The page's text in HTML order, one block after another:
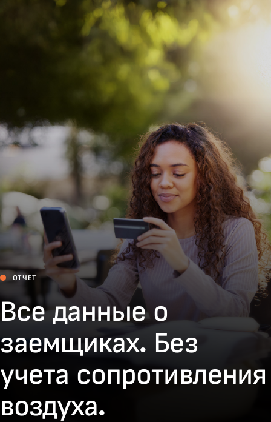
Для всего мира
Для новаторов
Новости и тренды
ОТЧЕТ
Все данные о
заемщиках. Без
учета сопротивления
воздуха.